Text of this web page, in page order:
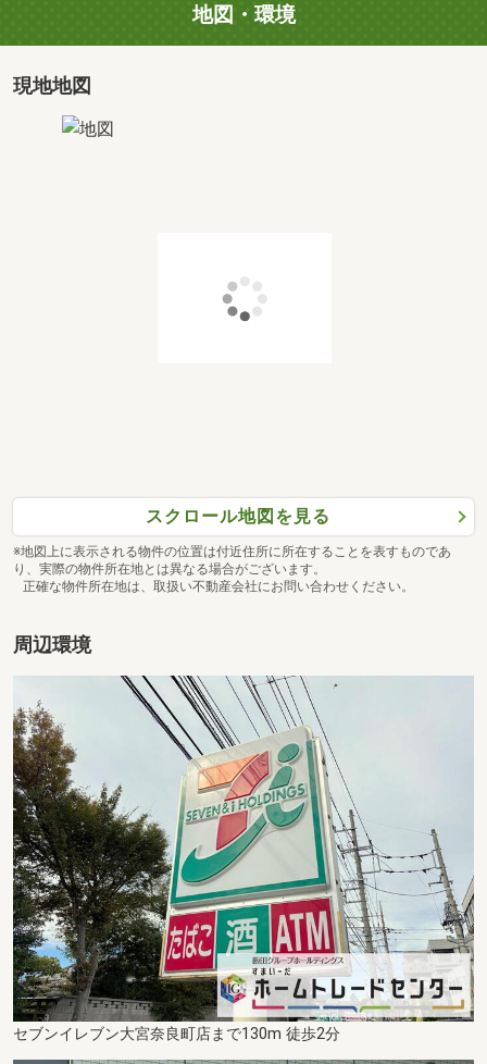
地図・環境
現地地図
スクロール地図を見る
※地図上に表示される物件の位置は付近住所に所在することを表すものであ
り、実際の物件所在地とは異なる場合がございます。
正確な物件所在地は、取扱い不動産会社にお問い合わせください。
周辺環境
セブンイレブン大宮奈良町店まで130m 徒歩2分